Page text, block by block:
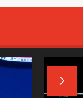
